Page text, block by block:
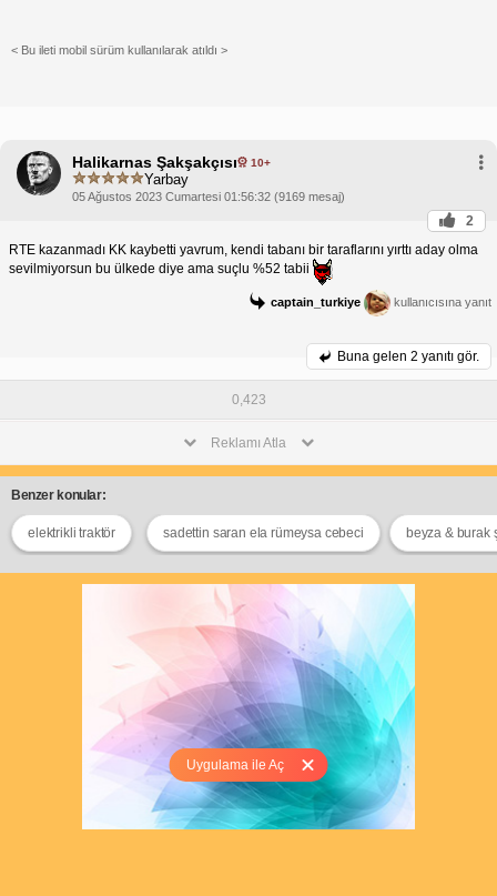
Uygulama ile Aç
< Bu ileti mobil sürüm kullanılarak atıldı >
Halikarnas Şakşakçısı 10+
Yarbay
05 Ağustos 2023 Cumartesi 01:56:32 (9169 mesaj)
2
RTE kazanmadı KK kaybetti yavrum, kendi tabanı bir taraflarını yırttı aday olma
sevilmiyorsun bu ülkede diye ama suçlu %52 tabii
captain_turkiye kullanıcısına yanıt
Buna gelen 2 yanıtı gör.
0,423
Reklamı Atla
Benzer konular:
elektrikli traktör sadettin saran ela rümeysa cebeci beyza & burak